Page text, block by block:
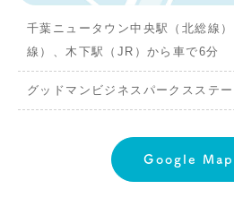
千葉ニュータウン中央駅（北総線
線）、木下駅（JR）から車で6分
グッドマンビジネスパークスステ
Google Map